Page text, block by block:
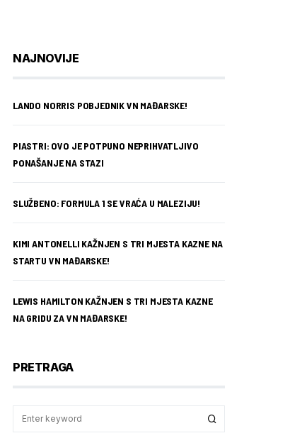
NAJNOVIJE
LANDO NORRIS POBJEDNIK VN MAĐARSKE!
PIASTRI: OVO JE POTPUNO NEPRIHVATLJIVO
PONAŠANJE NA STAZI
SLUŽBENO: FORMULA 1 SE VRAĆA U MALEZIJU!
KIMI ANTONELLI KAŽNJEN S TRI MJESTA KAZNE NA
STARTU VN MAĐARSKE!
LEWIS HAMILTON KAŽNJEN S TRI MJESTA KAZNE
NA GRIDU ZA VN MAĐARSKE!
PRETRAGA